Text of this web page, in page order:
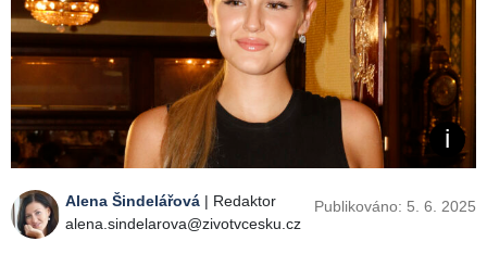
Alena Šindelářová | Redaktor
alena.sindelarova@zivotvcesku.cz
Publikováno: 5. 6. 2025